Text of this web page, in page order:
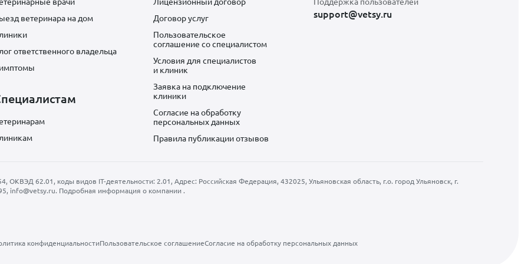
ветеринара на дом
ответственного владельца
Договор услуг
Пользовательское
соглашение со специалистом
Условия для специалистов
и клиник
Заявка на подключение
клиники
Согласие на обработку
персональных данных
Правила публикации отзывов
support@vetsy.ru
62.01, коды видов IT-деятельности: 2.01, Адрес: Российская Федерация, 432025, Ульяновская область, г.о. город Ульяновск, г.
, info@vetsy.ru. Подробная информация о компании .
конфиденциальностиПользовательское соглашениеСогласие на обработку персональных данных